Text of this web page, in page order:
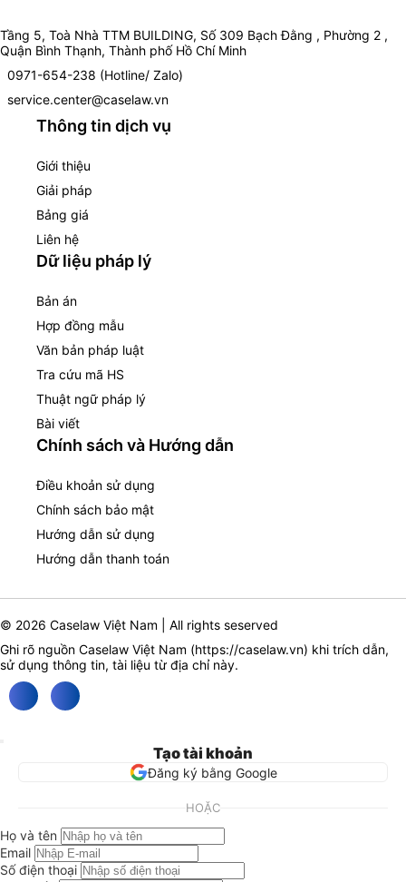
Tầng 5, Toà Nhà TTM BUILDING, Số 309 Bạch Đằng , Phường 2 ,
Quận Bình Thạnh, Thành phố Hồ Chí Minh
0971-654-238 (Hotline/ Zalo)
service.center@caselaw.vn
Thông tin dịch vụ
Giới thiệu
Giải pháp
Bảng giá
Liên hệ
Dữ liệu pháp lý
Bản án
Hợp đồng mẫu
Văn bản pháp luật
Tra cứu mã HS
Thuật ngữ pháp lý
Bài viết
Chính sách và Hướng dẫn
Điều khoản sử dụng
Chính sách bảo mật
Hướng dẫn sử dụng
Hướng dẫn thanh toán
© 2026 Caselaw Việt Nam | All rights seserved
Ghi rõ nguồn Caselaw Việt Nam (https://caselaw.vn) khi trích dẫn,
sử dụng thông tin, tài liệu từ địa chỉ này.
Tạo tài khoản
Đăng ký bằng Google
HOẶC
Họ và tên
Email
Số điện thoại